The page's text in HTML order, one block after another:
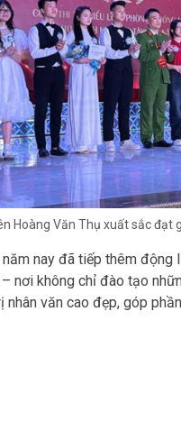
Hoàng Văn Thụ xuất sắc đạt
nay đã tiếp thêm
– nơi không chỉ đào tạo
văn cao đẹp, góp